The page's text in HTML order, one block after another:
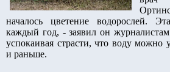
началось цветение водорослей.
каждый год, - заявил он
успокаивая страсти, что воду можно
и раньше.